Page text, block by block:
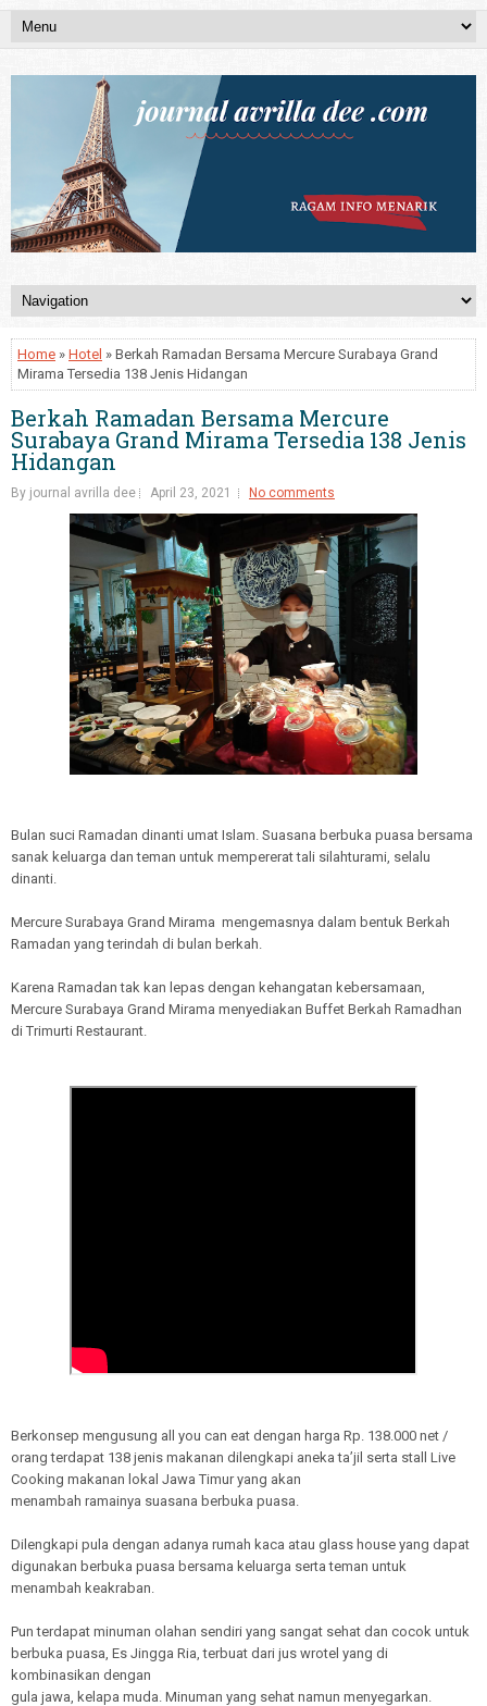
Home » Hotel » Berkah Ramadan Bersama Mercure Surabaya Grand
Mirama Tersedia 138 Jenis Hidangan
Berkah Ramadan Bersama Mercure
Surabaya Grand Mirama Tersedia 138 Jenis
Hidangan
By journal avrilla dee April 23, 2021 No comments
Bulan suci Ramadan dinanti umat Islam. Suasana berbuka puasa bersama
sanak keluarga dan teman untuk mempererat tali silahturami, selalu
dinanti.
Mercure Surabaya Grand Mirama mengemasnya dalam bentuk Berkah
Ramadan yang terindah di bulan berkah.
Karena Ramadan tak kan lepas dengan kehangatan kebersamaan,
Mercure Surabaya Grand Mirama menyediakan Buffet Berkah Ramadhan
di Trimurti Restaurant.
Berkonsep mengusung all you can eat dengan harga Rp. 138.000 net /
orang terdapat 138 jenis makanan dilengkapi aneka ta’jil serta stall Live
Cooking makanan lokal Jawa Timur yang akan
menambah ramainya suasana berbuka puasa.
Dilengkapi pula dengan adanya rumah kaca atau glass house yang dapat
digunakan berbuka puasa bersama keluarga serta teman untuk
menambah keakraban.
Pun terdapat minuman olahan sendiri yang sangat sehat dan cocok untuk
berbuka puasa, Es Jingga Ria, terbuat dari jus wrotel yang di
kombinasikan dengan
gula jawa, kelapa muda. Minuman yang sehat namun menyegarkan.